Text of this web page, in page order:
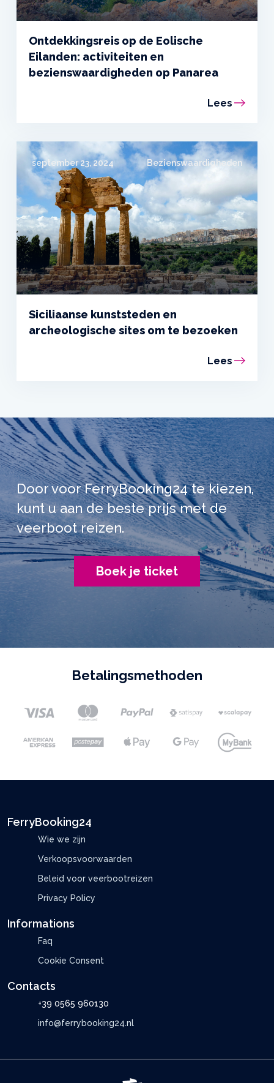
Ontdekkingsreis op de Eolische
Eilanden: activiteiten en
bezienswaardigheden op Panarea
Lees
september 23, 2024 Bezienswaardigheden
Siciliaanse kunststeden en
archeologische sites om te bezoeken
Lees
Door voor FerryBooking24 te kiezen,
kunt u aan de beste prijs met de
veerboot reizen.
Boek je ticket
Betalingsmethoden
FerryBooking24
Wie we zijn
Verkoopsvoorwaarden
Beleid voor veerbootreizen
Privacy Policy
Informations
Faq
Cookie Consent
Contacts
+39 0565 960130
info@ferrybooking24.nl